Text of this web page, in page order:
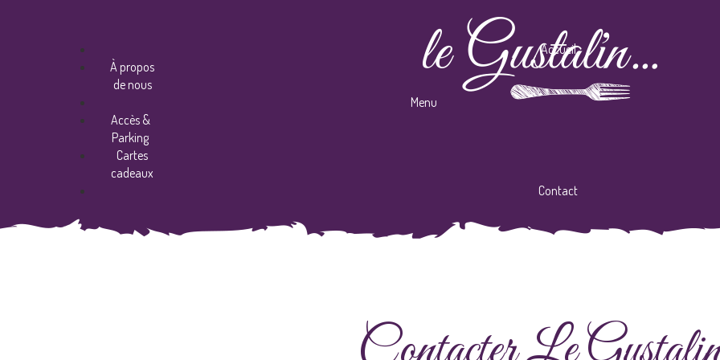
Accueil
À propos
de nous
Menu
Accès &
Parking
Cartes
cadeaux
Contact